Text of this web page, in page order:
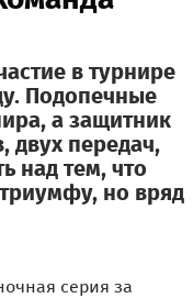
в турнире
Подопечные
а защитник
двух передач,
над тем, что
но вряд
серия за